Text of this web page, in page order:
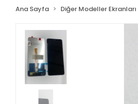
Ana Sayfa Diğer Modeller Ekranları